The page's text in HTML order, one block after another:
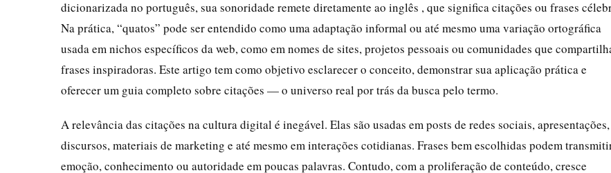
dicionarizada no português, sua sonoridade remete diretamente ao inglês , que significa citações ou frases
Na prática, “quatos” pode ser entendido como uma adaptação informal ou até mesmo uma variação ortográfica
usada em nichos específicos da web, como em nomes de sites, projetos pessoais ou comunidades que
frases inspiradoras. Este artigo tem como objetivo esclarecer o conceito, demonstrar sua aplicação prática e
oferecer um guia completo sobre citações — o universo real por trás da busca pelo termo.
A relevância das citações na cultura digital é inegável. Elas são usadas em posts de redes sociais, apresentações,
discursos, materiais de marketing e até mesmo em interações cotidianas. Frases bem escolhidas podem
emoção, conhecimento ou autoridade em poucas palavras. Contudo, com a proliferação de conteúdo, cresce